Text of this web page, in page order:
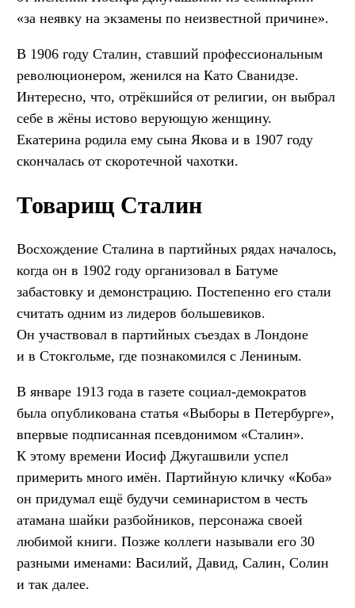
«за неявку на экзамены по неизвестной причине».
В 1906 году Сталин, ставший профессиональным
революционером, женился на Като Сванидзе.
Интересно, что, отрёкшийся от религии, он выбрал
себе в жёны истово верующую женщину.
Екатерина родила ему сына Якова и в 1907 году
скончалась от скоротечной чахотки.
Товарищ Сталин
Восхождение Сталина в партийных рядах началось,
когда он в 1902 году организовал в Батуме
забастовку и демонстрацию. Постепенно его стали
считать одним из лидеров большевиков.
Он участвовал в партийных съездах в Лондоне
и в Стокгольме, где познакомился с Лениным.
В январе 1913 года в газете социал-демократов
была опубликована статья «Выборы в Петербурге»,
впервые подписанная псевдонимом «Сталин».
К этому времени Иосиф Джугашвили успел
примерить много имён. Партийную кличку «Коба»
он придумал ещё будучи семинаристом в честь
атамана шайки разбойников, персонажа своей
любимой книги. Позже коллеги называли его 30
разными именами: Василий, Давид, Салин, Солин
и так далее.